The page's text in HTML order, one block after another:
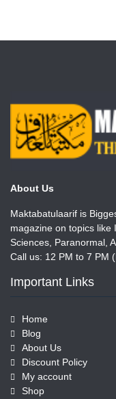
About Us
Maktabatulaarif is
magazine on topics like
Sciences, Paranormal,
Call us: 12 PM to 7 PM
Important Links
Home
Blog
About Us
Discount Policy
My account
Shop